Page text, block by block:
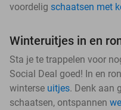
voordelig schaatsen met
Winteruitjes in en
Sta je te trappelen voor
Social Deal goed! In en
winterse uitjes. Denk aan
schaatsen, ontspannen